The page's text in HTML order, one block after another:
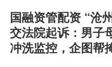
国融资管配资 “沧
交法院起诉：男子
冲洗监控，企图帮